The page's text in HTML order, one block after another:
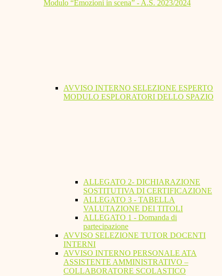
Modulo “Emozioni in scena” - A.S. 2023/2024
AVVISO INTERNO SELEZIONE ESPERTO
MODULO ESPLORATORI DELLO SPAZIO
ALLEGATO 2- DICHIARAZIONE
SOSTITUTIVA DI CERTIFICAZIONE
ALLEGATO 3 - TABELLA
VALUTAZIONE DEI TITOLI
ALLEGATO 1 - Domanda di
partecipazione
AVVISO SELEZIONE TUTOR DOCENTI
INTERNI
AVVISO INTERNO PERSONALE ATA
ASSISTENTE AMMINISTRATIVO –
COLLABORATORE SCOLASTICO